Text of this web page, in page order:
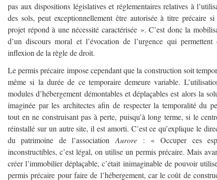
pas aux dispositions législatives et réglementaires relatives à
des sols, peut exceptionnellement être autorisée à titre précaire
projet répond à une nécessité caractérisée ». C’est donc la
d’un discours moral et l’évocation de l’urgence qui permettent
inflexion de la règle de droit.
Le permis précaire impose cependant que la construction soit
même si la durée de ce temporaire demeure variable.
modules d’hébergement démontables et déplaçables est alors la
imaginée par les architectes afin de respecter la temporalité du
tout en ne construisant pas à perte, puisqu’à long terme, si le
réinstallé sur un autre site, il est amorti. C’est ce qu’explique le
du patrimoine de l’association Aurore : « Occuper ces
inconstructibles, c’est légal, on utilise un permis précaire. Mais
créer l’immobilier déplaçable, c’était inimaginable de pouvoir
permis précaire pour faire de l’hébergement, car le coût de